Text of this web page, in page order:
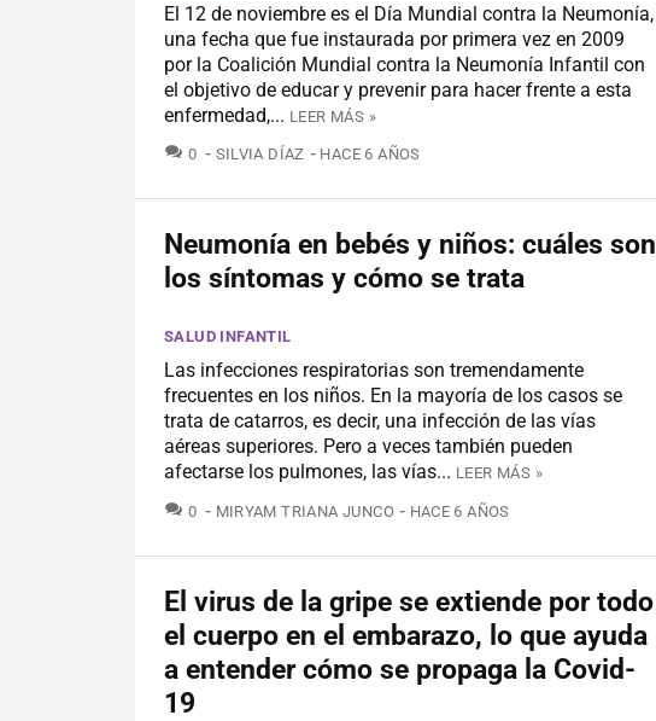
El 12 de noviembre es el Día Mundial contra la Neumonía,
una fecha que fue instaurada por primera vez en 2009
por la Coalición Mundial contra la Neumonía Infantil con
el objetivo de educar y prevenir para hacer frente a esta
enfermedad,... LEER MÁS »
0 COMENTARIOS
SILVIA DÍAZ HACE 6 AÑOS
Neumonía en bebés y niños: cuáles son
los síntomas y cómo se trata
SALUD INFANTIL
Las infecciones respiratorias son tremendamente
frecuentes en los niños. En la mayoría de los casos se
trata de catarros, es decir, una infección de las vías
aéreas superiores. Pero a veces también pueden
afectarse los pulmones, las vías... LEER MÁS »
0 COMENTARIOS
MIRYAM TRIANA JUNCO HACE 6 AÑOS
El virus de la gripe se extiende por todo
el cuerpo en el embarazo, lo que ayuda
a entender cómo se propaga la Covid-
19